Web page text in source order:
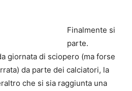
Finalmente si
parte.
giornata di sciopero (ma forse
da parte dei calciatori, la
che si sia raggiunta una